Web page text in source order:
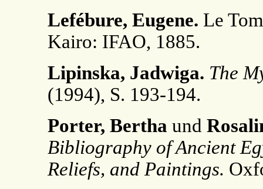
Lefébure, Eugene. Le
Kairo: IFAO, 1885.
Lipinska, Jadwiga. The
(1994), S. 193-194.
Porter, Bertha und
Bibliography of Ancient
Reliefs, and Paintings.